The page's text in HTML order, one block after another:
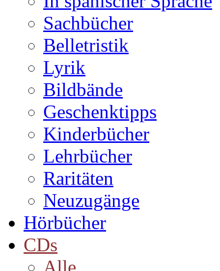
Sachbücher
Belletristik
Lyrik
Bildbände
Geschenktipps
Kinderbücher
Lehrbücher
Raritäten
Neuzugänge
Hörbücher
CDs